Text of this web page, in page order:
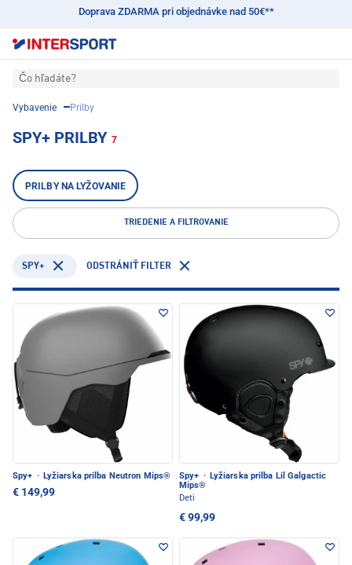
Doprava ZDARMA pri objednávke nad 50€**
Čo hľadáte?
Vybavenie Prilby
SPY+ PRILBY 7
PRILBY NA LYŽOVANIE
TRIEDENIE A FILTROVANIE
SPY+ ODSTRÁNIŤ FILTER
Spy+ · Lyžiarska prilba Neutron Mips®
€ 149,99
Spy+ · Lyžiarska prilba Lil Galgactic
Mips®
Deti
€ 99,99